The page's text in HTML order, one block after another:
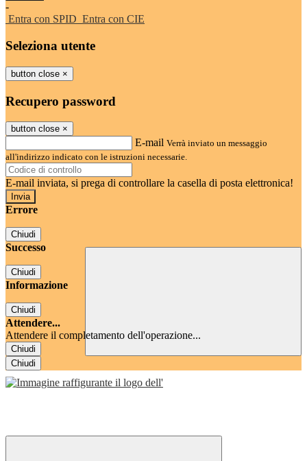
-
Entra con SPID Entra con CIE
Seleziona utente
button close ×
Recupero password
button close ×
E-mail Verrà inviato un messaggio
all'indirizzo indicato con le istruzioni necessarie.
E-mail inviata, si prega di controllare la casella di posta elettronica!
Errore
Chiudi
Successo
Chiudi
Informazione
Chiudi
Attendere...
Attendere il completamento dell'operazione...
Chiudi
Chiudi